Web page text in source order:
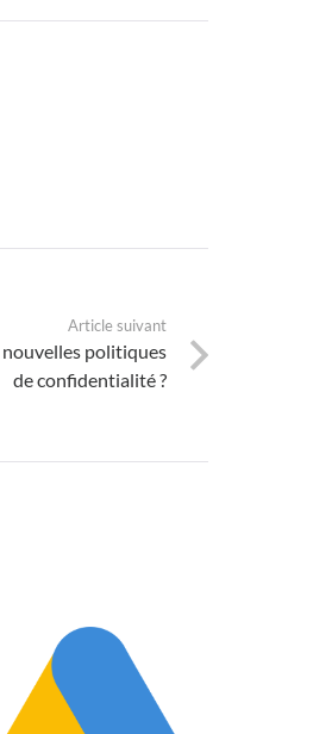
Article suivant
nouvelles politiques
de confidentialité ?